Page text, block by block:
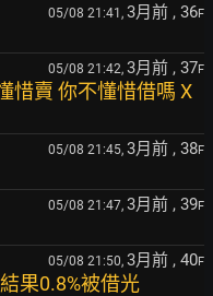
05/08 21:41, 3月前 , 36F
05/08 21:42, 3月前 , 37F
惜賣 你不懂惜借嗎 X
05/08 21:45, 3月前 , 38F
05/08 21:47, 3月前 , 39F
05/08 21:50, 3月前 , 40F
果0.8%被借光